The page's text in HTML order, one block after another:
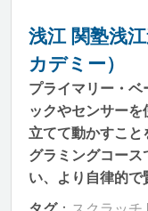
浅江 関塾浅
カデミー）
プライマリー・ベ
ックやセンサー
立てて動かすこと
グラミングコー
い、より自律的で